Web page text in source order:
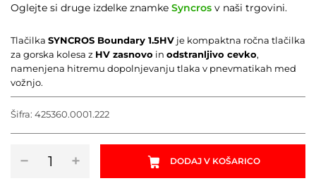
Tlačilka SYNCROS Boundary 1.5HV je kompaktna ročna tlačilka
za gorska kolesa z HV zasnovo in odstranljivo cevko,
namenjena hitremu dopolnjevanju tlaka v pnevmatikah med
vožnjo.
−
SYNCROS
+ DODAJ V KOŠARICO
Oglejte si druge izdelke znamke Syncros v naši trgovini.
Šifra: 425360.0001.222